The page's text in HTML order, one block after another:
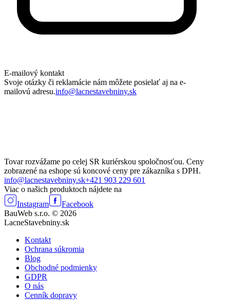
E-mailový kontakt
Svoje otázky či reklamácie nám môžete posielať aj na e-
mailovú adresu.info@lacnestavebniny.sk
Tovar rozvážame po celej SR kuriérskou spoločnosťou. Ceny
zobrazené na eshope sú koncové ceny pre zákazníka s DPH.
info@lacnestavebniny.sk+421 903 229 601
Viac o našich produktoch nájdete na
Instagram
Facebook
BauWeb s.r.o. © 2026
LacneStavebniny.sk
Kontakt
Ochrana súkromia
Blog
Obchodné podmienky
GDPR
O nás
Cenník dopravy